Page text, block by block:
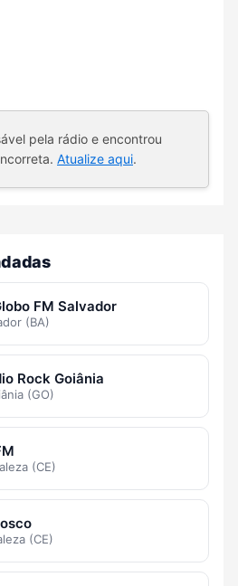
pela rádio e encontrou
Atualize aqui.
FM Salvador
(BA)
Rock Goiânia
(GO)
(CE)
(CE)